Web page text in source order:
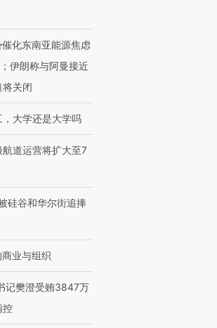
化东南亚能源焦虑
伊朗称与阿曼接近
关闭
大学还是大学吗
道运营将扩大至7
硅谷和华尔街追捧
业与组织
记樊澄受贿3847万
控